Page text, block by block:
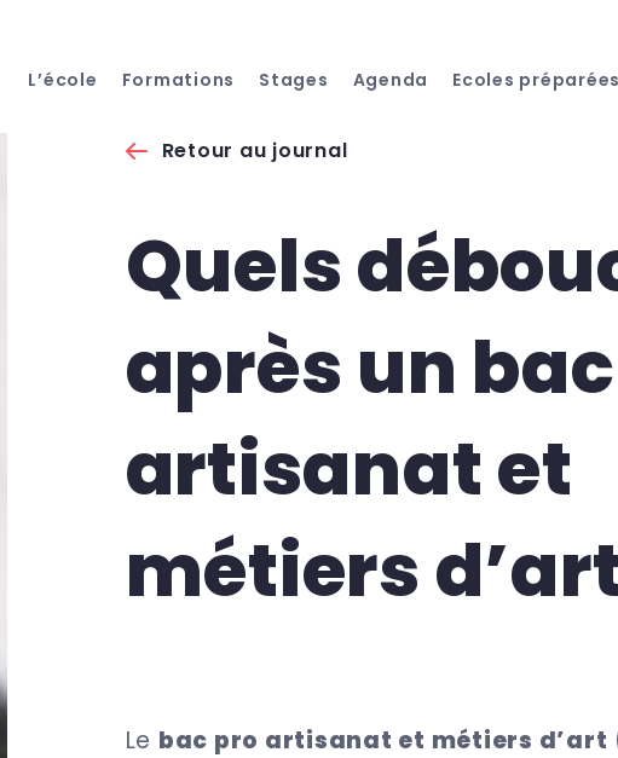
L’école Formations Stages Agenda Ecoles préparées
Retour au journal
Quels
après un
artisanat et
métiers
Le bac pro artisanat et métiers d’art